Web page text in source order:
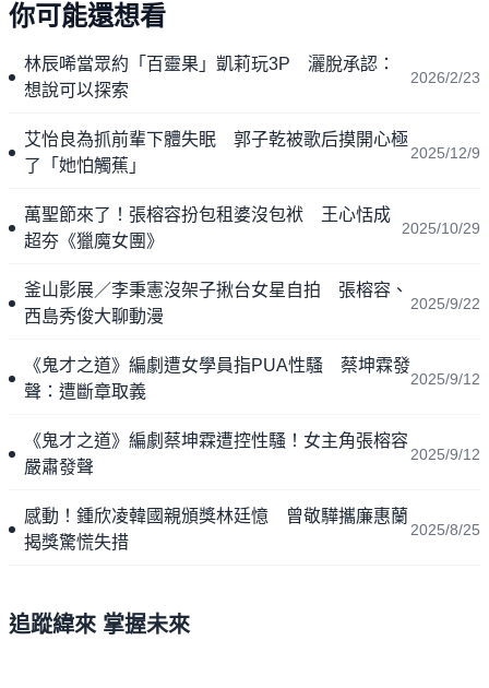
你可能還想看
林辰唏當眾約「百靈果」凱莉玩3P 灑脫承認：
想說可以探索
2026/2/23
艾怡良為抓前輩下體失眠 郭子乾被歌后摸開心極
了「她怕觸蕉」
2025/12/9
萬聖節來了！張榕容扮包租婆沒包袱 王心恬成
超夯《獵魔女團》
2025/10/29
釜山影展／李秉憲沒架子揪台女星自拍 張榕容、
西島秀俊大聊動漫
2025/9/22
《鬼才之道》編劇遭女學員指PUA性騷 蔡坤霖發
聲：遭斷章取義
2025/9/12
《鬼才之道》編劇蔡坤霖遭控性騷！女主角張榕容
嚴肅發聲
2025/9/12
感動！鍾欣凌韓國親頒獎林廷憶 曾敬驊攜廉惠蘭
揭獎驚慌失措
2025/8/25
追蹤緯來 掌握未來